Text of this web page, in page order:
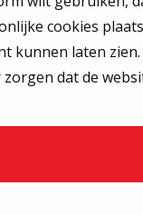
cookies
kunnen laten
dat de
lucht en een
belang zijn, zoeken
om de
aluminium